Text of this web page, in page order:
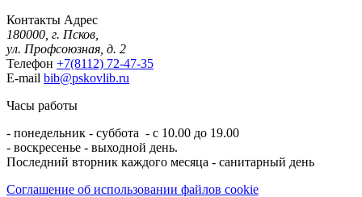
Контакты Адрес
180000, г. Псков,
ул. Профсоюзная, д. 2
Телефон +7(8112) 72-47-35
E-mail bib@pskovlib.ru
Часы работы
- понедельник - суббота - с 10.00 до 19.00
- воскресенье - выходной день.
Последний вторник каждого месяца - санитарный день
Соглашение об использовании файлов cookie